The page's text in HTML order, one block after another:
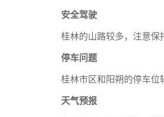
安全驾驶
桂林的山路较多，注意保
停车问题
桂林市区和阳朔的停车位
天气预报